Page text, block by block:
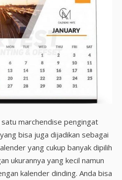
marchendise pengingat
bisa juga dijadikan sebagai
yang cukup banyak dipilih
ukurannya yang kecil namun
kalender dinding. Anda bisa